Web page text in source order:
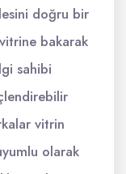
doğru bir
bakarak
sahibi
vitrin
olarak